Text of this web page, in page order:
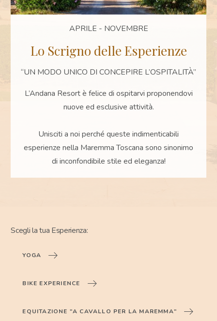
APRILE - NOVEMBRE
Lo Scrigno delle Esperienze
“UN MODO UNICO DI CONCEPIRE L’OSPITALITÀ”
L’Andana Resort è felice di ospitarvi proponendovi
nuove ed esclusive attività.
Unisciti a noi perché queste indimenticabili
esperienze nella Maremma Toscana sono sinonimo
di inconfondibile stile ed eleganza!
Scegli la tua Esperienza:
YOGA
BIKE EXPERIENCE
EQUITAZIONE "A CAVALLO PER LA MAREMMA"